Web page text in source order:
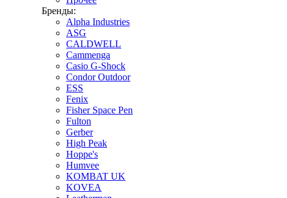
Бренды:
Alpha Industries
ASG
CALDWELL
Cammenga
Casio G-Shock
Condor Outdoor
ESS
Fenix
Fisher Space Pen
Fulton
Gerber
High Peak
Hoppe's
Humvee
KOMBAT UK
KOVEA